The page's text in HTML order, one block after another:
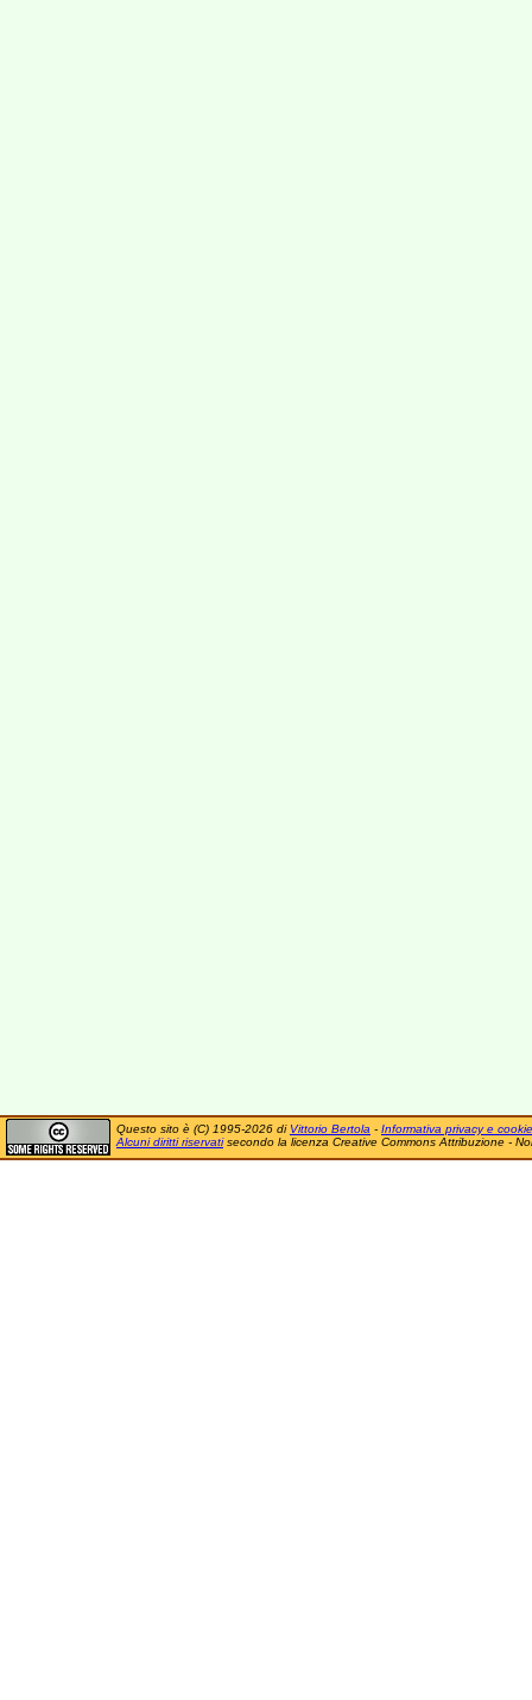
Questo sito è (C) 1995-2026 di Vittorio Bertola - Informativa privacy e cookie
Alcuni diritti riservatisecondo la licenza Creative Commons Attribuzione -